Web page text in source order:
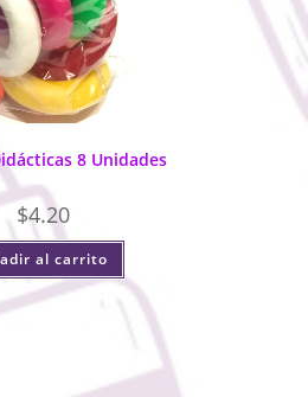
8 Unidades
$4.20
al carrito